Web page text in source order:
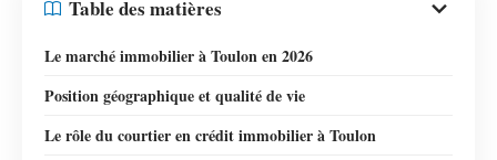
Table des matières
Le marché immobilier à Toulon en 2026
Position géographique et qualité de vie
Le rôle du courtier en crédit immobilier à Toulon